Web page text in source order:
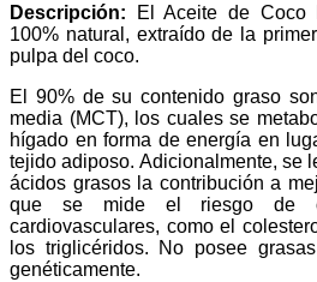
Descripción: El Aceite de Coco
100% natural, extraído de la
pulpa del coco.
El 90% de su contenido graso
media (MCT), los cuales se
hígado en forma de energía en
tejido adiposo. Adicionalmente, se
ácidos grasos la contribución a
que se mide el riesgo de
cardiovasculares, como el
los triglicéridos. No posee
genéticamente.